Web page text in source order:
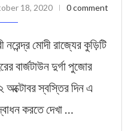
18, 2020 0 comment
নরেন্দ্র মোদী রাজ্যের কুড়িটি
বার্জটাউন দুর্গা পুজোর
স্বস্তির দিন এ
করতে দেখা …